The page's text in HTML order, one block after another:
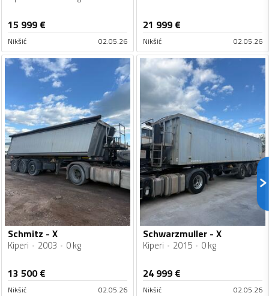
15 999 €
Nikšić 02.05.26
21 999 €
Nikšić 02.05.26
Schmitz - X
Kiperi 2003 0 kg
13 500€
Nikšić 02.05.26
Schwarzmuller - X
Kiperi 2015 0 kg
24 999 €
Nikšić 02.05.26